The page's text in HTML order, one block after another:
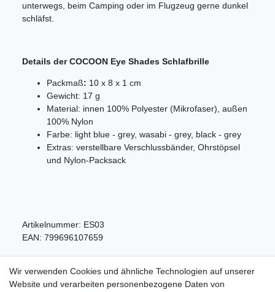
unterwegs, beim Camping oder im Flugzeug gerne dunkel
schläfst.
Details der COCOON Eye Shades Schlafbrille
Packmaß: 10 x 8 x 1 cm
Gewicht: 17 g
Material: innen 100% Polyester (Mikrofaser), außen
100% Nylon
Farbe: light blue - grey, wasabi - grey, black - grey
Extras: verstellbare Verschlussbänder, Ohrstöpsel
und Nylon-Packsack
Artikelnummer: ES03
EAN: 799696107659
Wir verwenden Cookies und ähnliche Technologien auf unserer
Website und verarbeiten personenbezogene Daten von